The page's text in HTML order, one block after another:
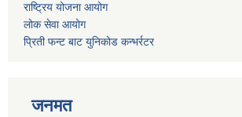
राष्ट्रिय योजना आयोग
लोक सेवा आयोग
प्रिती फन्ट बाट युनिकोड कन्भर्रटर
जनमत